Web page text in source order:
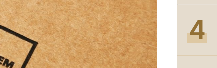
Ver todos Ver todos
4